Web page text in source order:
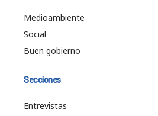
Medioambiente
Social
Buen gobierno
Secciones
Entrevistas